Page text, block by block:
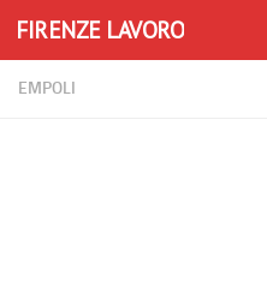
Skip to content
FIRENZE LAVORO
EMPOLI